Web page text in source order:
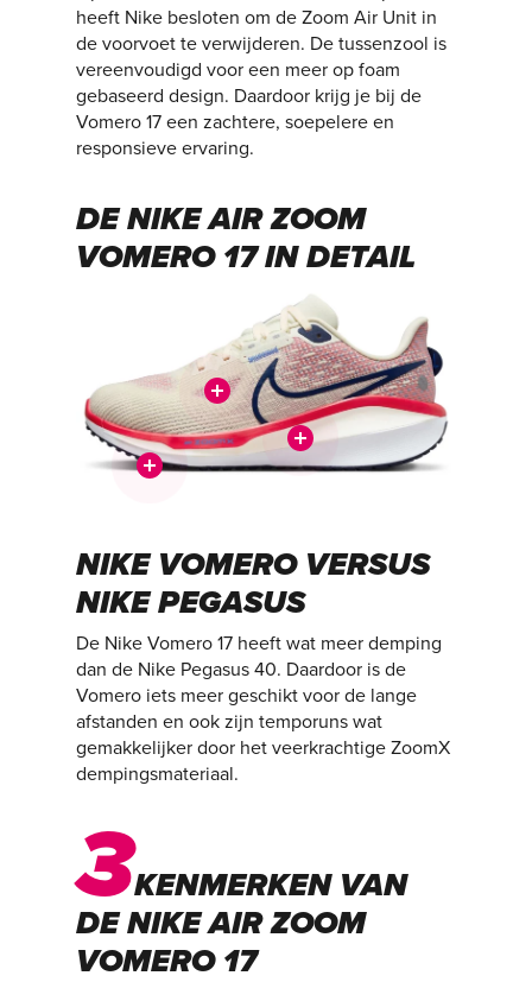
heeft Nike besloten om de Zoom Air Unit in
de voorvoet te verwijderen. De tussenzool is
vereenvoudigd voor een meer op foam
gebaseerd design. Daardoor krijg je bij de
Vomero 17 een zachtere, soepelere en
responsieve ervaring.
DE NIKE AIR ZOOM
VOMERO 17 IN DETAIL
NIKE VOMERO VERSUS
NIKE PEGASUS
De Nike Vomero 17 heeft wat meer demping
dan de Nike Pegasus 40. Daardoor is de
Vomero iets meer geschikt voor de lange
afstanden en ook zijn temporuns wat
gemakkelijker door het veerkrachtige ZoomX
dempingsmateriaal.
3KENMERKEN VAN
DE NIKE AIR ZOOM
VOMERO 17